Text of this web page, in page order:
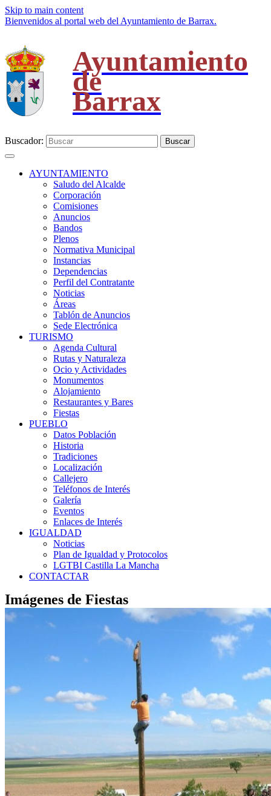
Skip to main content
Bienvenidos al portal web del Ayuntamiento de Barrax.
Ayuntamiento
de
Barrax
Buscador: Buscar
AYUNTAMIENTO
Saludo del Alcalde
Corporación
Comisiones
Anuncios
Bandos
Plenos
Normativa Municipal
Instancias
Dependencias
Perfil del Contratante
Noticias
Áreas
Tablón de Anuncios
Sede Electrónica
TURISMO
Agenda Cultural
Rutas y Naturaleza
Ocio y Actividades
Monumentos
Alojamiento
Restaurantes y Bares
Fiestas
PUEBLO
Datos Población
Historia
Tradiciones
Localización
Callejero
Teléfonos de Interés
Galería
Eventos
Enlaces de Interés
IGUALDAD
Noticias
Plan de Igualdad y Protocolos
LGTBI Castilla La Mancha
CONTACTAR
Imágenes de Fiestas